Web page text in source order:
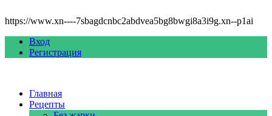
https://www.xn----7sbagdcnbc2abdvea5bg8bwgi8a3i9g.xn--p1ai
Вход
Регистрация
Главная
Рецепты